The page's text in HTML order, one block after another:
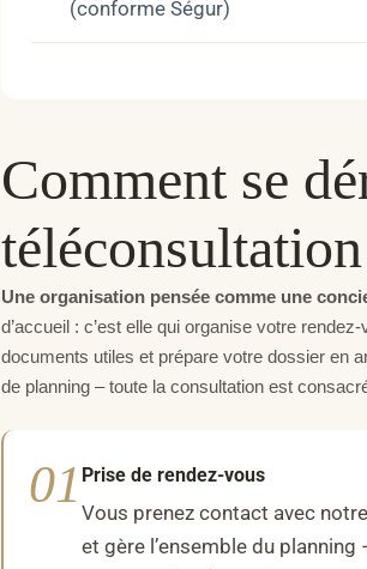
(conforme Ségur)
Comment se
Une organisation pensée comme une
d’accueil : c’est elle qui organise votre
documents utiles et prépare votre dossier en
de planning – toute la consultation est
01 Prise de rendez-vous
Vous prenez contact avec
et gère l’ensemble du planning